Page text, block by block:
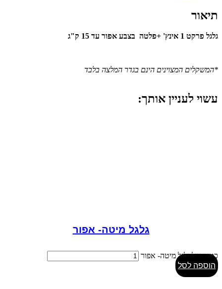
תיאור
גלגל פרקט 1 אינץ' +פלטה בצבע אפור עד 15 ק"ג
*המשקלים המצוינים הינם בגדר המלצה בלבד
עשוי לעניין אותך:
גלגל מיטה- אפור
כמות של גלגל מיטה- אפור
הוספה לסל